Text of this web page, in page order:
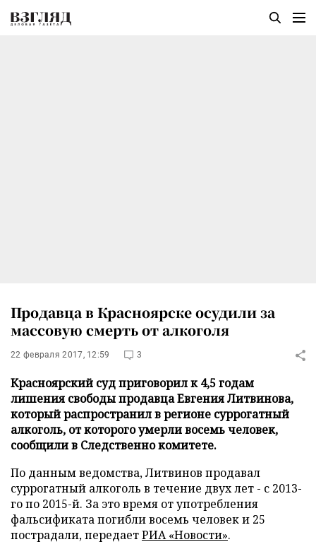
Продавца в Красноярске осудили за
массовую смерть от алкоголя
22 февраля 2017, 12:59 3
Красноярский суд приговорил к 4,5 годам
лишения свободы продавца Евгения Литвинова,
который распространил в регионе суррогатный
алкоголь, от которого умерли восемь человек,
сообщили в Следственно комитете.
По данным ведомства, Литвинов продавал
суррогатный алкоголь в течение двух лет - с 2013-
го по 2015-й. За это время от употребления
фальсификата погибли восемь человек и 25
пострадали, передаетРИА «Новости».